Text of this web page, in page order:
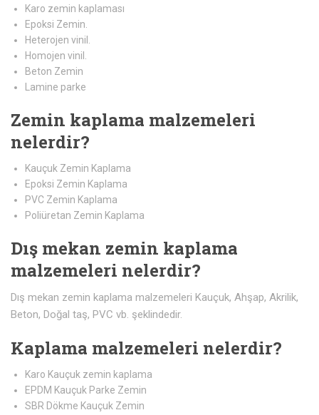
Karo zemin kaplaması
Epoksi Zemin.
Heterojen vinil.
Homojen vinil.
Beton Zemin
Lamine parke
Zemin kaplama malzemeleri
nelerdir?
Kauçuk Zemin Kaplama
Epoksi Zemin Kaplama
PVC Zemin Kaplama
Poliüretan Zemin Kaplama
Dış mekan zemin kaplama
malzemeleri nelerdir?
Dış mekan zemin kaplama malzemeleri Kauçuk, Ahşap, Akrilik,
Beton, Doğal taş, PVC vb. şeklindedir.
Kaplama malzemeleri nelerdir?
Karo Kauçuk zemin kaplama
EPDM Kauçuk Parke Zemin
SBR Dökme Kauçuk Zemin